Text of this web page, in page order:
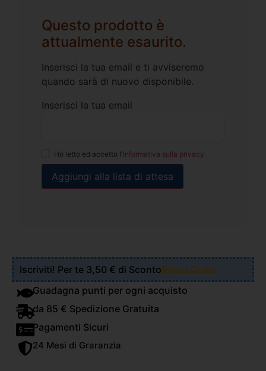
Questo prodotto è
attualmente esaurito.
Inserisci la tua email e ti avviseremo
quando sarà di nuovo disponibile.
Inserisci la tua email
Ho letto ed accetto l'Informativa sulla privacy
Iscriviti! Per te 3,50 € di ScontoScopri Come!
Guadagna punti per ogni acquisto
da 85 € Spedizione Gratuita
Pagamenti Sicuri
24 Mesi di Graranzia